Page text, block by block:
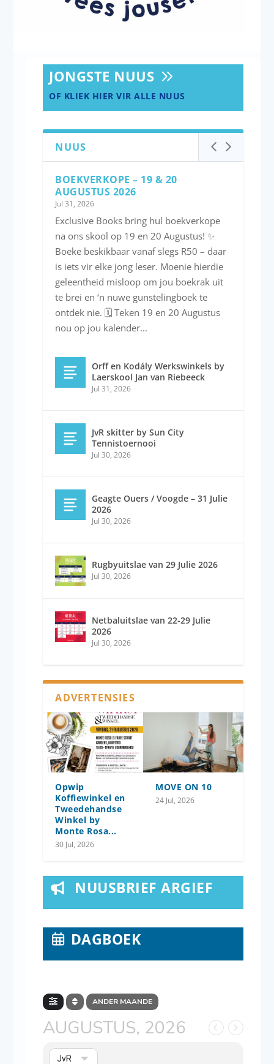
JONGSTE NUUS
OF KLIEK HIER VIR ALLE NUUS
NUUS
BOEKVERKOPE – 19 & 20
AUGUSTUS 2026
Jul 31, 2026
Exclusive Books bring hul boekverkope
na ons skool op 19 en 20 Augustus! ✨
Boeke beskikbaar vanaf slegs R50 – daar
is iets vir elke jong leser. Moenie hierdie
geleentheid misloop om jou boekrak uit
te brei en ‘n nuwe gunstelingboek te
ontdek nie. 🗓️ Teken 19 en 20 Augustus
nou op jou kalender...
Orff en Kodály Werkswinkels by
Laerskool Jan van Riebeeck
Jul 31, 2026
JvR skitter by Sun City
Tennistoernooi
Jul 30, 2026
Geagte Ouers / Voogde – 31 Julie
2026
Jul 30, 2026
Rugbyuitslae van 29 Julie 2026
Jul 30, 2026
Netbaluitslae van 22-29 Julie
2026
Jul 30, 2026
ADVERTENSIES
Opwip
Koffiewinkel en
Tweedehandse
Winkel by
Monte Rosa...
30 Jul, 2026
MOVE ON 10
24 Jul, 2026
NUUSBRIEF ARGIEF
DAGBOEK
ANDER MAANDE
AUGUSTUS, 2026
JvR